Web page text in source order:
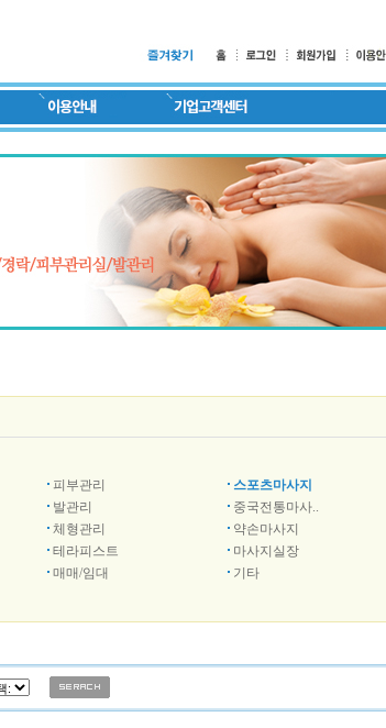
피부관리
스포츠마사지
발관리
중국전통마사..
체형관리
약손마사지
테라피스트
마사지실장
매매/임대 기타